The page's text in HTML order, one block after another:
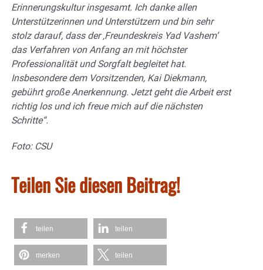
Erinnerungskultur insgesamt. Ich danke allen
Unterstützerinnen und Unterstützern und bin sehr
stolz darauf, dass der ‚Freundeskreis Yad Vashem‘
das Verfahren von Anfang an mit höchster
Professionalität und Sorgfalt begleitet hat.
Insbesondere dem Vorsitzenden, Kai Diekmann,
gebührt große Anerkennung. Jetzt geht die Arbeit erst
richtig los und ich freue mich auf die nächsten
Schritte“.
Foto: CSU
Teilen Sie diesen Beitrag!
teilen teilen
merken teilen